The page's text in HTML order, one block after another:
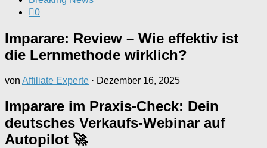
0
Imparare: Review – Wie effektiv ist
die Lernmethode wirklich?
von Affiliate Experte · Dezember 16, 2025
Imparare im Praxis-Check: Dein
deutsches Verkaufs-Webinar auf
Autopilot 🚀